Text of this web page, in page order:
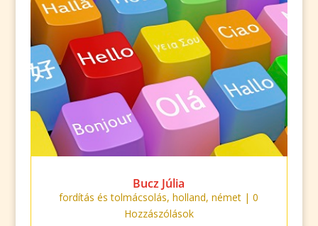
Bucz Júlia
fordítás és tolmácsolás,holland,német | 0
Hozzászólások